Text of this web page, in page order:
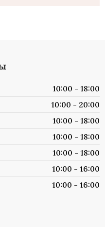
10:00 - 18:00
10:00 - 20:00
10:00 - 18:00
10:00 - 18:00
10:00 - 18:00
10:00 - 16:00
10:00 - 16:00